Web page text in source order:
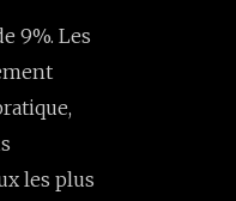
9%. Les
les plus